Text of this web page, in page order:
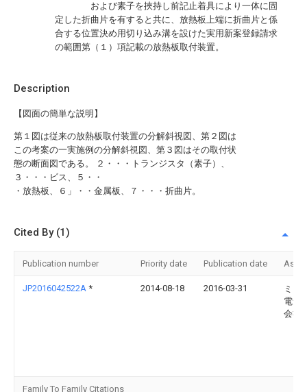
Description
【図面の簡単な説明】
第１図は従来の放熱板取付装置の分解斜視図、第２図は
この考案の一実施例の分解斜視図、第３図はその取付状
態の断面図である。 ２・・・トランジスタ（素子）、
３・・・ビス、５・・
・放熱板、６」・・金属板、７・・・折曲片。
および素子を挾持し前記止着具により一体に固
定した折曲片を有すると共に、放熱板上端に折曲片と係
合する位置決め用切り込み溝を設けた実用新案登録請求
の範囲第（１）項記載の放熱板取付装置。
Cited By (1)
Publication number Priority date Publication date
JP2016042522A * 2014-08-18 2016-03-31
ミク
電気
会社
Family To Family Citations